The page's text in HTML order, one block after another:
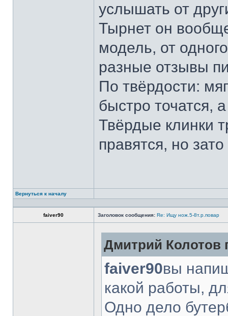
услышать от
Тырнет он
модель, от
разные отзывы
По твёрдости:
быстро точатся,
Твёрдые клинки
правятся, но
Вернуться к началу
faiver90 Заголовок сообщения: Re: Ищу нож.5-8т.р.повар
Дмитрий Колотов
faiver90вы
какой работы,
Одно дело